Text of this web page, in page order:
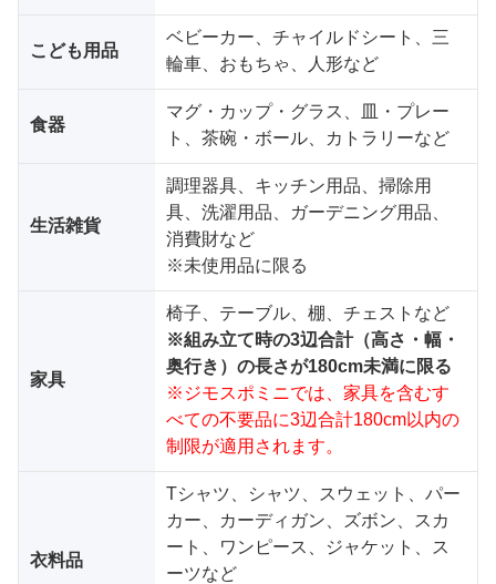
こども用品
ベビーカー、チャイルドシート、三
輪車、おもちゃ、人形など
食器
マグ・カップ・グラス、皿・プレー
ト、茶碗・ボール、カトラリーなど
生活雑貨
調理器具、キッチン用品、掃除用
具、洗濯用品、ガーデニング用品、
消費財など
※未使用品に限る
家具
椅子、テーブル、棚、チェストなど
※組み立て時の3辺合計（高さ・幅・
奥行き）の長さが180cm未満に限る
※ジモスポミニでは、家具を含むす
べての不要品に3辺合計180cm以内の
制限が適用されます。
衣料品
Tシャツ、シャツ、スウェット、パー
カー、カーディガン、ズボン、スカ
ート、ワンピース、ジャケット、ス
ーツなど